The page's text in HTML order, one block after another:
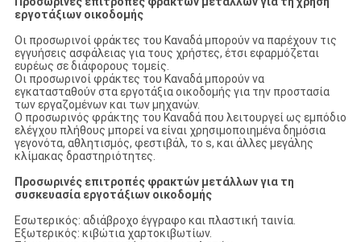
εργοτάξιων οικοδομής
Οι προσωρινοί φράκτες του Καναδά μπορούν να παρέχουν τις
εγγυήσεις ασφάλειας για τους χρήστες, έτσι εφαρμόζεται
ευρέως σε διάφορους τομείς.
Οι προσωρινοί φράκτες του Καναδά μπορούν να
εγκατασταθούν στα εργοτάξια οικοδομής για την προστασία
των εργαζομένων και των μηχανών.
Ο προσωρινός φράκτης του Καναδά που λειτουργεί ως εμπόδιο
ελέγχου πλήθους μπορεί να είναι χρησιμοποιημένα δημόσια
γεγονότα, αθλητισμός, φεστιβάλ, το s, και άλλες μεγάλης
κλίμακας δραστηριότητες.
Προσωρινές επιτροπές φρακτών μετάλλων για τη
συσκευασία εργοτάξιων οικοδομής
Εσωτερικός: αδιάβροχο έγγραφο και πλαστική ταινία.
Εξωτερικός: κιβώτια χαρτοκιβωτίων.